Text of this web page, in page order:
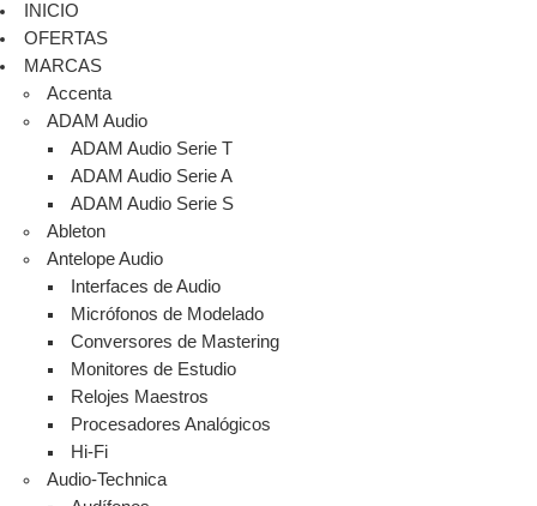
INICIO
OFERTAS
MARCAS
Accenta
ADAM Audio
ADAM Audio Serie T
ADAM Audio Serie A
ADAM Audio Serie S
Ableton
Antelope Audio
Interfaces de Audio
Micrófonos de Modelado
Conversores de Mastering
Monitores de Estudio
Relojes Maestros
Procesadores Analógicos
Hi-Fi
Audio-Technica